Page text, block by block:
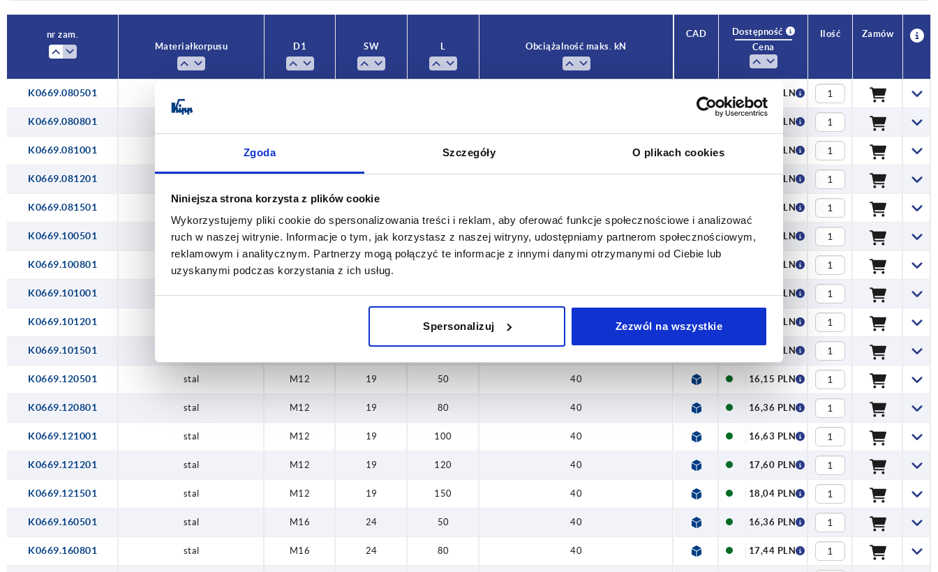
Zgoda Szczegóły O plikach cookies
Niniejsza strona korzysta z plików cookie
Wykorzystujemy pliki cookie do spersonalizowania treści i reklam, aby oferować funkcje społecznościowe i analizować
ruch w naszej witrynie. Informacje o tym, jak korzystasz z naszej witryny, udostępniamy partnerom społecznościowym,
reklamowym i analitycznym. Partnerzy mogą połączyć te informacje z innymi danymi otrzymanymi od Ciebie lub
uzyskanymi podczas korzystania z ich usług.
Spersonalizuj Zezwól na wszystkie
nr zam.
Materiał korpusu
D1 SW L Obciążalność maks. kN
CAD
Dostępność
Cena
Ilość Zamów
K0669.080501 13,50 PLN
K0669.080801 13,66 PLN
K0669.081001 100 14,04 PLN
K0669.081201 14,20 PLN
K0669.081501 stal 14,58 PLN
K0669.100501 stal M10 17 50 40 16,36 PLN
K0669.100801 stal 17 16,52 PLN
K0669.101001 stal M10 17 100 40 17,01 PLN
K0669.101201 17,50 PLN
K0669.101501 17 150 17,60 PLN
K0669.120501 stal M12 19 50 40 16,15 PLN
K0669.120801 stal M12 19 80 40 16,36 PLN
K0669.121001 stal M12 19 100 40 16,63 PLN
K0669.121201 stal M12 19 120 40 17,60 PLN
K0669.121501 stal M12 19 150 40 18,04 PLN
K0669.160501 stal M16 24 50 40 16,36 PLN
K0669.160801 stal M16 24 80 40 17,44 PLN